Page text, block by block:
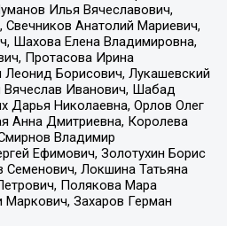
Илья Вячеславович,
Анатолий Мариевич,
Шахова Елена Владимировна,
Протасова Ирина
Леонид Борисович, Лукашевский
Вячеслав Иванович, Шабад
Дарья Николаевна, Орлов Олег
Анна Дмитриевна, Королева
Владимир
Ефимович, Золотухин Борис
Семенович, Локшина Татьяна
Полякова Мара
Захаров Герман